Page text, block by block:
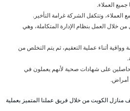
العملاء.
العملاء، وتتكفل الشركة غرامة التأخير.
من خلال العمل بنظام الإدارة المتكاملة، وهي
وواقية أثناء عملية التعقيم، ثم يتم التخلص من
على شهادات صحية لأنهم يعملون في
أمراض.
منازل الكويت من خلال فريق عملنا المتميز بعملية